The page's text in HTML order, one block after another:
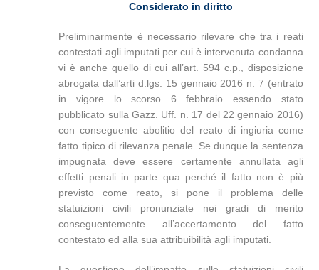
Considerato in diritto
Preliminarmente è necessario rilevare che tra i reati
contestati agli imputati per cui è intervenuta condanna
vi è anche quello di cui all’art. 594 c.p., disposizione
abrogata dall’arti d.lgs. 15 gennaio 2016 n. 7 (entrato
in vigore lo scorso 6 febbraio essendo stato
pubblicato sulla Gazz. Uff. n. 17 del 22 gennaio 2016)
con conseguente abolitio del reato di ingiuria come
fatto tipico di rilevanza penale. Se dunque la sentenza
impugnata deve essere certamente annullata agli
effetti penali in parte qua perché il fatto non è più
previsto come reato, si pone il problema delle
statuizioni civili pronunziate nei gradi di merito
conseguentemente all’accertamento del fatto
contestato ed alla sua attribuibilità agli imputati.